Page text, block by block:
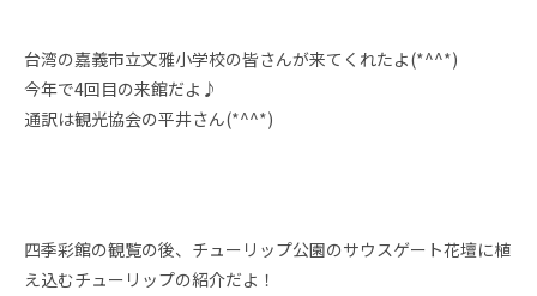
台湾の嘉義市立文雅小学校の皆さんが来てくれたよ(*^^*)
今年で4回目の来館だよ♪
通訳は観光協会の平井さん(*^^*)
四季彩館の観覧の後、チューリップ公園のサウスゲート花壇に植
え込むチューリップの紹介だよ！